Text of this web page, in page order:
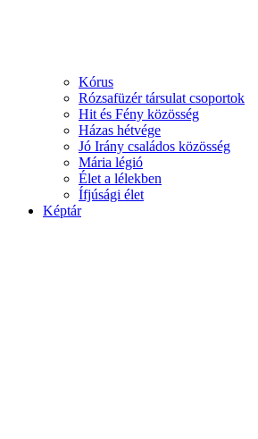
Kórus
Rózsafüzér társulat csoportok
Hit és Fény közösség
Házas hétvége
Jó Irány családos közösség
Mária légió
Élet a lélekben
Ífjúsági élet
Képtár